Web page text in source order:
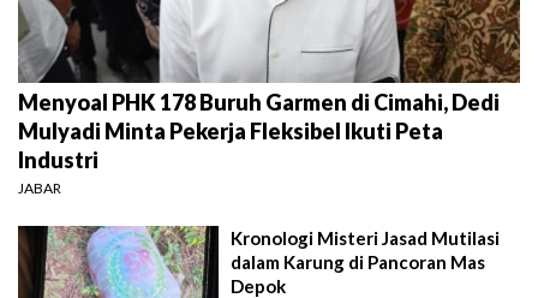
Menyoal PHK 178 Buruh Garmen di Cimahi, Dedi
Mulyadi Minta Pekerja Fleksibel Ikuti Peta
Industri
JABAR
Kronologi Misteri Jasad Mutilasi
dalam Karung di Pancoran Mas
Depok